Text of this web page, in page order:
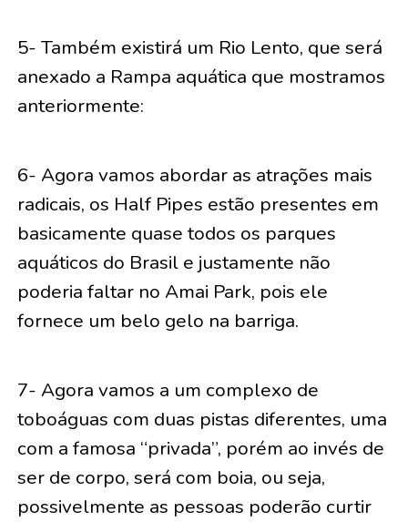
5- Também existirá um Rio Lento, que será
anexado a Rampa aquática que mostramos
anteriormente:
6- Agora vamos abordar as atrações mais
radicais, os Half Pipes estão presentes em
basicamente quase todos os parques
aquáticos do Brasil e justamente não
poderia faltar no Amai Park, pois ele
fornece um belo gelo na barriga.
7- Agora vamos a um complexo de
toboáguas com duas pistas diferentes, uma
com a famosa “privada”, porém ao invés de
ser de corpo, será com boia, ou seja,
possivelmente as pessoas poderão curtir